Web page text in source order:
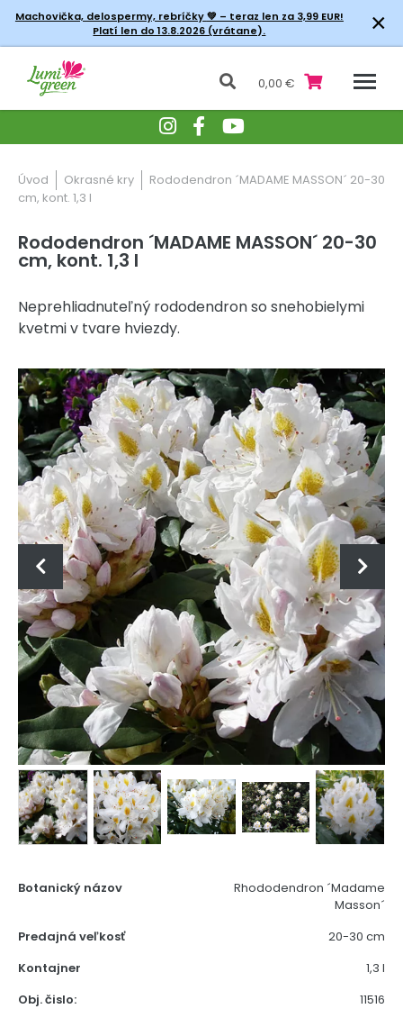
Machovička, delospermy, rebríčky💚 – teraz len za 3,99 EUR!
Platí len do 13.8.2026 (vrátane).
×
0,00 €
Úvod Okrasné kry
Rododendron ´MADAME MASSON´ 20-30
cm, kont. 1,3 l
Rododendron ´MADAME MASSON´ 20-30
cm, kont. 1,3 l
Neprehliadnuteľný rododendron so snehobielymi
kvetmi v tvare hviezdy.
Botanický názov
Rhododendron ´Madame
Masson´
Predajná veľkosť
20-30 cm
Kontajner
1,3 l
Obj. čislo:
11516